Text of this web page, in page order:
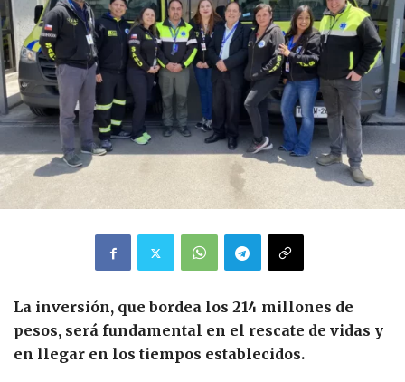
La inversión, que bordea los 214 millones de
pesos, será fundamental en el rescate de vidas y
en llegar en los tiempos establecidos.